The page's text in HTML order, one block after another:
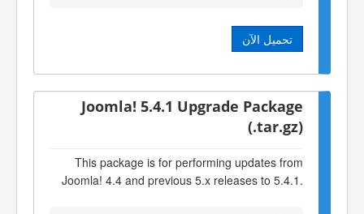
تحميل الآن
Joomla! 5.4.1 Upgrade Package
(.tar.gz)
This package is for performing updates from
Joomla! 4.4 and previous 5.x releases to 5.4.1.